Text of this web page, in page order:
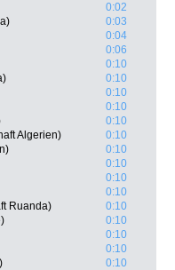
0:02
0:03
0:04
0:06
0:10
0:10
0:10
0:10
0:10
Algerien)
0:10
0:10
0:10
0:10
0:10
Ruanda)
0:10
0:10
0:10
0:10
0:10